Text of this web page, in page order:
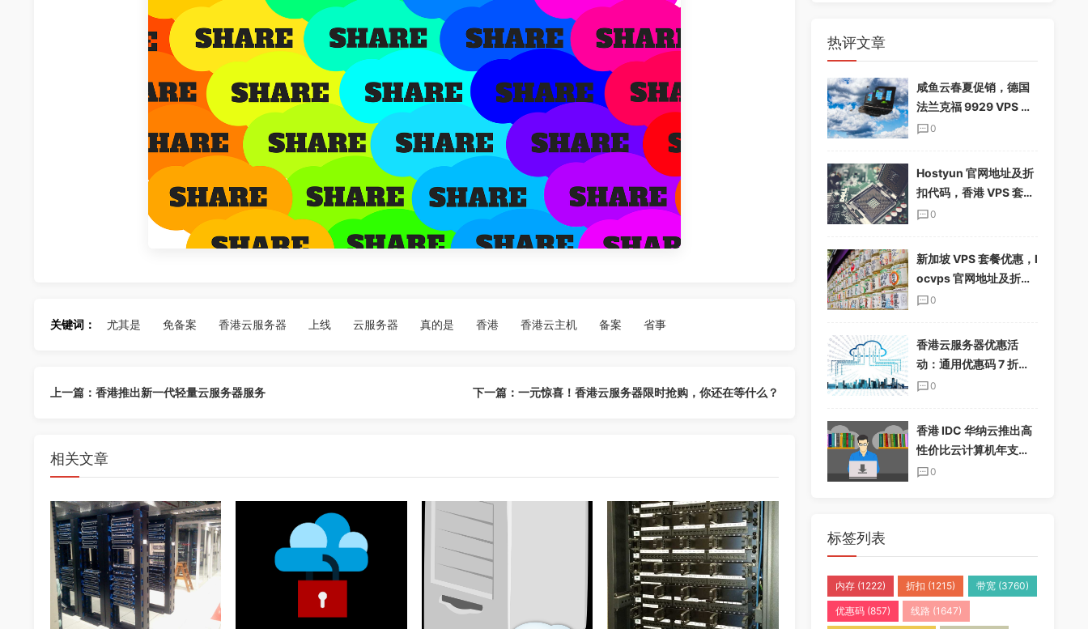
关键词： 尤其是 免备案 香港云服务器 上线 云服务器 真的是 香港 香港云主机 备案 省事
上一篇：香港推出新一代轻量云服务器服务 下一篇：一元惊喜！香港云服务器限时抢购，你还在等什么？
相关文章
热评文章
咸鱼云春夏促销，德国
法兰克福 9929 VPS 下
单享 85%折扣，配置翻
0
Hostyun 官网地址及折
扣代码，香港 VPS 套餐
介绍
0
新加坡 VPS 套餐优惠，l
ocvps 官网地址及折扣
码分享
0
香港云服务器优惠活
动：通用优惠码 7 折，
半年付加送一个月，年
0
香港 IDC 华纳云推出高
性价比云计算机年支付
套餐，免实名免备案
0
标签列表
内存 (1222) 折扣 (1215) 带宽(3760)
优惠码 (857) 线路 (1647)